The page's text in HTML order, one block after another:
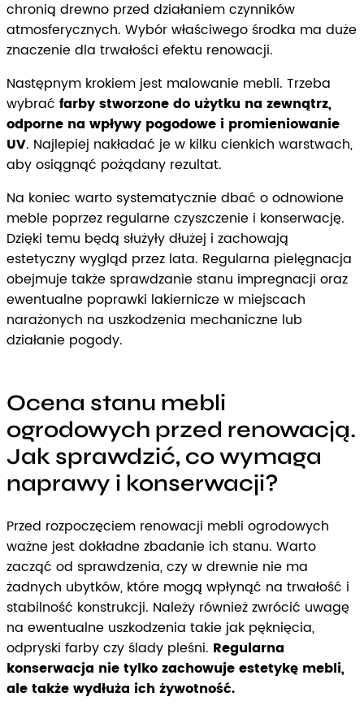
chronią drewno przed działaniem czynników
atmosferycznych. Wybór właściwego środka ma duże
znaczenie dla trwałości efektu renowacji.
Następnym krokiem jest malowanie mebli. Trzeba
wybrać farby stworzone do użytku na zewnątrz,
odporne na wpływy pogodowe i promieniowanie
UV. Najlepiej nakładać je w kilku cienkich warstwach,
aby osiągnąć pożądany rezultat.
Na koniec warto systematycznie dbać o odnowione
meble poprzez regularne czyszczenie i konserwację.
Dzięki temu będą służyły dłużej i zachowają
estetyczny wygląd przez lata. Regularna pielęgnacja
obejmuje także sprawdzanie stanu impregnacji oraz
ewentualne poprawki lakiernicze w miejscach
narażonych na uszkodzenia mechaniczne lub
działanie pogody.
Ocena stanu mebli
ogrodowych przed renowacją.
Jak sprawdzić, co wymaga
naprawy i konserwacji?
Przed rozpoczęciem renowacji mebli ogrodowych
ważne jest dokładne zbadanie ich stanu. Warto
zacząć od sprawdzenia, czy w drewnie nie ma
żadnych ubytków, które mogą wpłynąć na trwałość i
stabilność konstrukcji. Należy również zwrócić uwagę
na ewentualne uszkodzenia takie jak pęknięcia,
odpryski farby czy ślady pleśni. Regularna
konserwacja nie tylko zachowuje estetykę mebli,
ale także wydłuża ich żywotność.